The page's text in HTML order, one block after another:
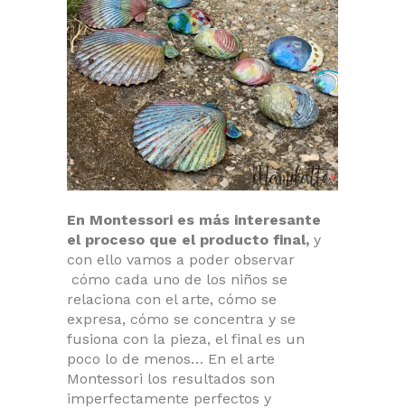
En Montessori es más interesante
el proceso que el producto final, y
con ello vamos a poder observar
cómo cada uno de los niños se
relaciona con el arte, cómo se
expresa, cómo se concentra y se
fusiona con la pieza, el final es un
poco lo de menos… En el arte
Montessori los resultados son
imperfectamente perfectos y